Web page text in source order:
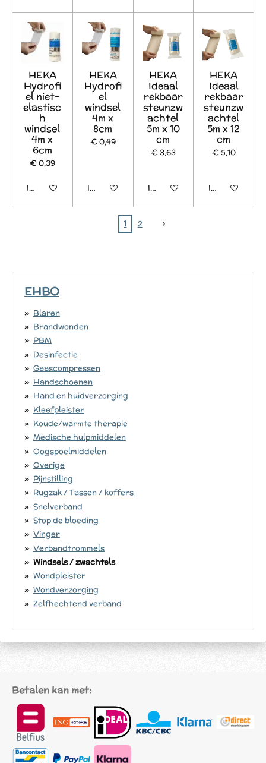
HEKA
Hydrofi
el niet-
elastisc
h
windsel
4m x
6cm
€ 0,39
In winkelwagen
HEKA
Hydrofi
el
windsel
4m x
8cm
€ 0,49
In winkelwagen
HEKA
Ideaal
rekbaar
steunzw
achtel
5m x 10
cm
€ 3,63
In winkelwagen
HEKA
Ideaal
rekbaar
steunzw
achtel
5m x 12
cm
€ 5,10
In winkelwagen
1 2
EHBO
Blaren
Brandwonden
PBM
Desinfectie
Gaascompressen
Handschoenen
Hand en huidverzorging
Kleefpleister
Koude/warmte therapie
Medische hulpmiddelen
Oogspoelmiddelen
Overige
Pijnstilling
Rugzak / Tassen / koffers
Snelverband
Stop de bloeding
Vinger
Verbandtrommels
Windsels / zwachtels
Wondpleister
Wondverzorging
Zelfhechtend verband
Betalen kan met: